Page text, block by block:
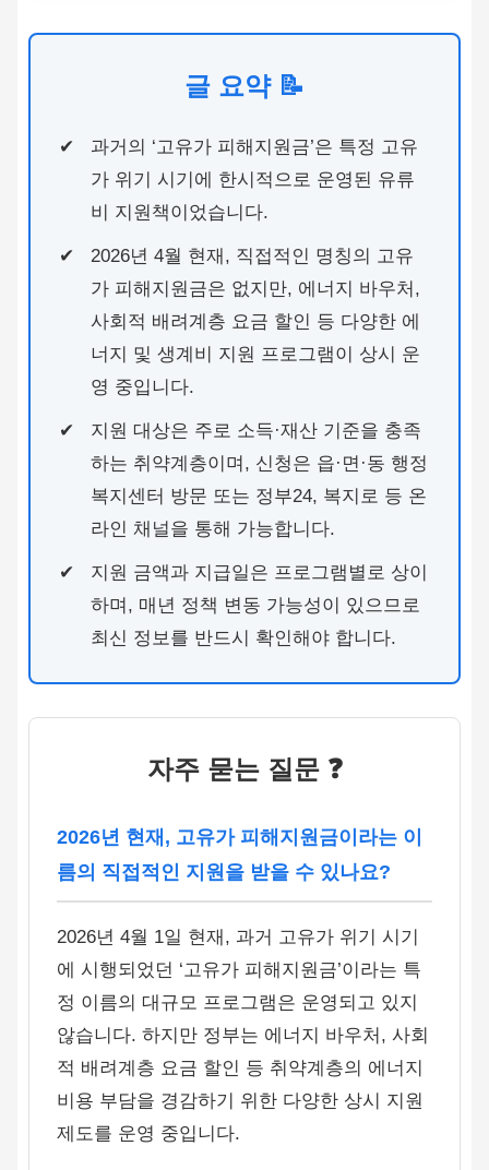
글 요약 📝
과거의 ‘고유가 피해지원금’은 특정 고유
가 위기 시기에 한시적으로 운영된 유류
비 지원책이었습니다.
2026년 4월 현재, 직접적인 명칭의 고유
가 피해지원금은 없지만, 에너지 바우처,
사회적 배려계층 요금 할인 등 다양한 에
너지 및 생계비 지원 프로그램이 상시 운
영 중입니다.
지원 대상은 주로 소득·재산 기준을 충족
하는 취약계층이며, 신청은 읍·면·동 행정
복지센터 방문 또는 정부24, 복지로 등 온
라인 채널을 통해 가능합니다.
지원 금액과 지급일은 프로그램별로 상이
하며, 매년 정책 변동 가능성이 있으므로
최신 정보를 반드시 확인해야 합니다.
자주 묻는 질문 ❓
2026년 현재, 고유가 피해지원금이라는 이
름의 직접적인 지원을 받을 수 있나요?
2026년 4월 1일 현재, 과거 고유가 위기 시기
에 시행되었던 ‘고유가 피해지원금’이라는 특
정 이름의 대규모 프로그램은 운영되고 있지
않습니다. 하지만 정부는 에너지 바우처, 사회
적 배려계층 요금 할인 등 취약계층의 에너지
비용 부담을 경감하기 위한 다양한 상시 지원
제도를 운영 중입니다.